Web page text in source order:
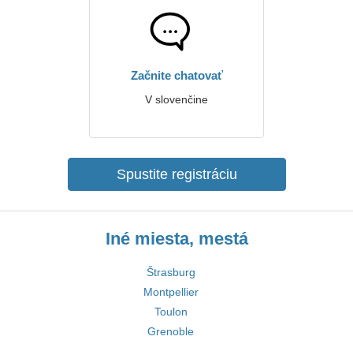
Začnite chatovať
V slovenčine
Spustite registráciu
Iné miesta, mestá
Štrasburg
Montpellier
Toulon
Grenoble